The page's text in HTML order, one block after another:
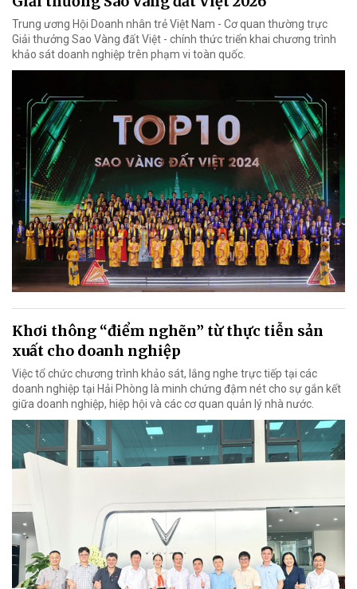
Trung ương Hội Doanh nhân trẻ Việt Nam - Cơ quan thường trực
Giải thưởng Sao Vàng đất Việt - chính thức triển khai chương trình
khảo sát doanh nghiệp trên phạm vi toàn quốc.
Khơi thông “điểm nghẽn” từ thực tiễn sản
xuất cho doanh nghiệp
Việc tổ chức chương trình khảo sát, lắng nghe trực tiếp tại các
doanh nghiệp tại Hải Phòng là minh chứng đậm nét cho sự gắn kết
giữa doanh nghiệp, hiệp hội và các cơ quan quản lý nhà nước.